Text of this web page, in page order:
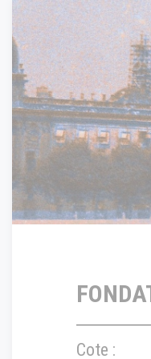
Panneau de gestion
Cote :